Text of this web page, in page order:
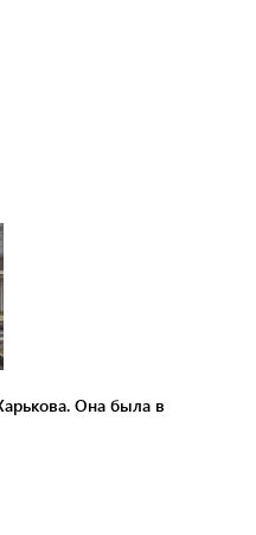
Она была в